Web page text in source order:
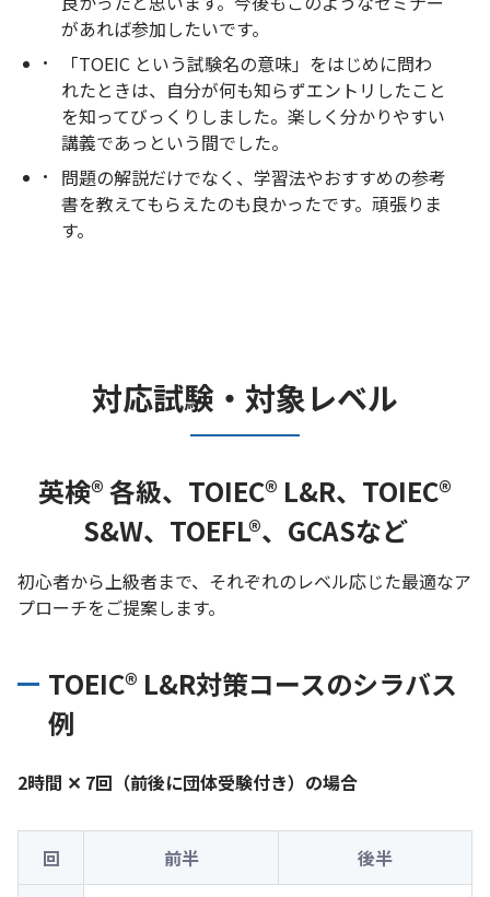
があれば参加したいです。
「TOEIC という試験名の意味」をはじめに問わ
れたときは、自分が何も知らずエントリしたこと
を知ってびっくりしました。楽しく分かりやすい
講義であっという間でした。
問題の解説だけでなく、学習法やおすすめの参考
書を教えてもらえたのも良かったです。頑張りま
す。
対応試験・対象レベル
英検® 各級、TOIEC® L&R、TOIEC®
S&W、TOEFL®、GCASなど
初心者から上級者まで、それぞれのレベル応じた最適なア
プローチをご提案します。
TOEIC® L&R対策コースのシラバス
例
2時間 ✕ 7回（前後に団体受験付き）の場合
回 前半 後半